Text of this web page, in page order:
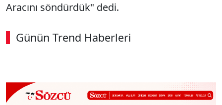
Aracını söndürdük" dedi.
Günün Trend Haberleri